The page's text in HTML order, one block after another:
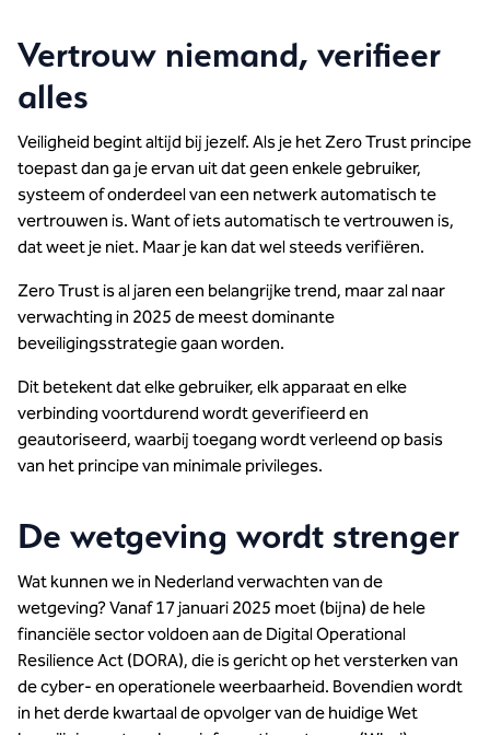
Vertrouw niemand, verifieer
alles
Veiligheid begint altijd bij jezelf. Als je het Zero Trust principe
toepast dan ga je ervan uit dat geen enkele gebruiker,
systeem of onderdeel van een netwerk automatisch te
vertrouwen is. Want of iets automatisch te vertrouwen is,
dat weet je niet. Maar je kan dat wel steeds verifiëren.
Zero Trust is al jaren een belangrijke trend, maar zal naar
verwachting in 2025 de meest dominante
beveiligingsstrategie gaan worden.
Dit betekent dat elke gebruiker, elk apparaat en elke
verbinding voortdurend wordt geverifieerd en
geautoriseerd, waarbij toegang wordt verleend op basis
van het principe van minimale privileges.
De wetgeving wordt strenger
Wat kunnen we in Nederland verwachten van de
wetgeving? Vanaf 17 januari 2025 moet (bijna) de hele
financiële sector voldoen aan de Digital Operational
Resilience Act (DORA), die is gericht op het versterken van
de cyber- en operationele weerbaarheid. Bovendien wordt
in het derde kwartaal de opvolger van de huidige Wet